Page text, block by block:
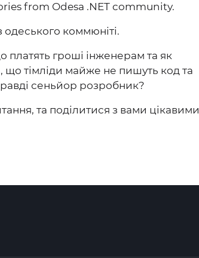
from Odesa .NET community.
одеського коммюніті.
платять гроші інженерам та як
що тімліди майже не пишуть код та
сеньйор розробник?
та поділитися з вами цікавими